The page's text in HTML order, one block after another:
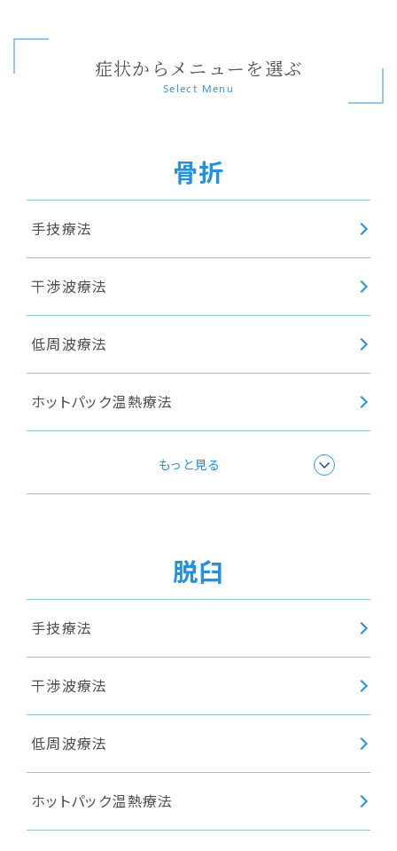
症状からメニューを選ぶ
Select Menu
骨折
手技療法
干渉波療法
低周波療法
ホットパック温熱療法
ショックウェーブ(衝撃波療法)
もっと見る
脱臼
手技療法
干渉波療法
低周波療法
ホットパック温熱療法